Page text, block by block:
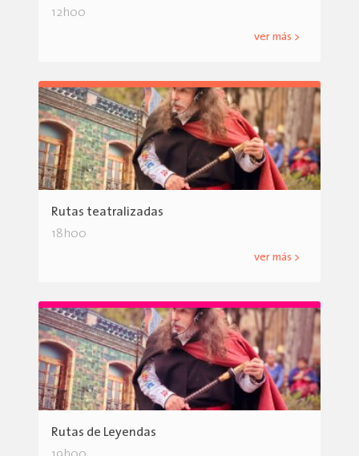
12h00
ver más >
Rutas teatralizadas
18h00
ver más >
Rutas de Leyendas